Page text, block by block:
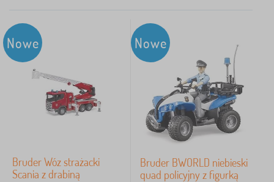
Cena
17 Zł
708 Zł
Podkategorie
Nowe
Bruder Wóz strażacki
Scania z drabiną
Nowe
Bruder BWORLD niebieski
quad policyjny z figurką